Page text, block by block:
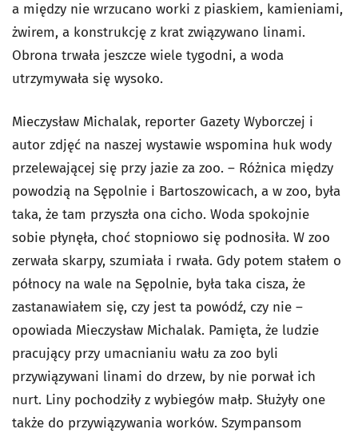
a między nie wrzucano worki z piaskiem, kamieniami,
żwirem, a konstrukcję z krat związywano linami.
Obrona trwała jeszcze wiele tygodni, a woda
utrzymywała się wysoko.
Mieczysław Michalak, reporter Gazety Wyborczej i
autor zdjęć na naszej wystawie wspomina huk wody
przelewającej się przy jazie za zoo. – Różnica między
powodzią na Sępolnie i Bartoszowicach, a w zoo, była
taka, że tam przyszła ona cicho. Woda spokojnie
sobie płynęła, choć stopniowo się podnosiła. W zoo
zerwała skarpy, szumiała i rwała. Gdy potem stałem o
północy na wale na Sępolnie, była taka cisza, że
zastanawiałem się, czy jest ta powódź, czy nie –
opowiada Mieczysław Michalak. Pamięta, że ludzie
pracujący przy umacnianiu wału za zoo byli
przywiązywani linami do drzew, by nie porwał ich
nurt. Liny pochodziły z wybiegów małp. Służyły one
także do przywiązywania worków. Szympansom